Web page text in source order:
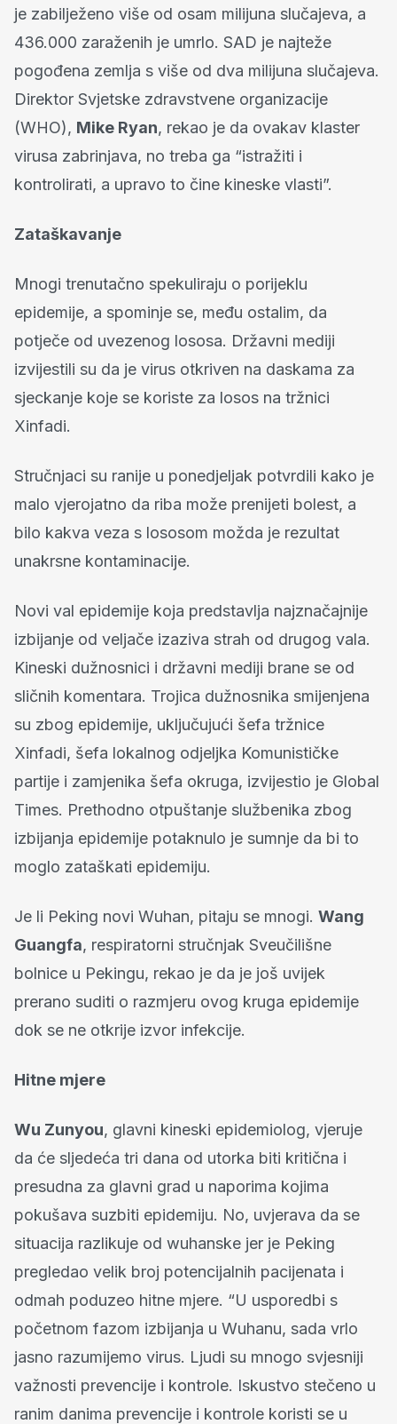
je zabilježeno više od osam milijuna slučajeva, a
436.000 zaraženih je umrlo. SAD je najteže
pogođena zemlja s više od dva milijuna slučajeva.
Direktor Svjetske zdravstvene organizacije
(WHO), Mike Ryan, rekao je da ovakav klaster
virusa zabrinjava, no treba ga “istražiti i
kontrolirati, a upravo to čine kineske vlasti”.
Zataškavanje
Mnogi trenutačno spekuliraju o porijeklu
epidemije, a spominje se, među ostalim, da
potječe od uvezenog lososa. Državni mediji
izvijestili su da je virus otkriven na daskama za
sjeckanje koje se koriste za losos na tržnici
Xinfadi.
Stručnjaci su ranije u ponedjeljak potvrdili kako je
malo vjerojatno da riba može prenijeti bolest, a
bilo kakva veza s lososom možda je rezultat
unakrsne kontaminacije.
Novi val epidemije koja predstavlja najznačajnije
izbijanje od veljače izaziva strah od drugog vala.
Kineski dužnosnici i državni mediji brane se od
sličnih komentara. Trojica dužnosnika smijenjena
su zbog epidemije, uključujući šefa tržnice
Xinfadi, šefa lokalnog odjeljka Komunističke
partije i zamjenika šefa okruga, izvijestio je Global
Times. Prethodno otpuštanje službenika zbog
izbijanja epidemije potaknulo je sumnje da bi to
moglo zataškati epidemiju.
Je li Peking novi Wuhan, pitaju se mnogi. Wang
Guangfa, respiratorni stručnjak Sveučilišne
bolnice u Pekingu, rekao je da je još uvijek
prerano suditi o razmjeru ovog kruga epidemije
dok se ne otkrije izvor infekcije.
Hitne mjere
Wu Zunyou, glavni kineski epidemiolog, vjeruje
da će sljedeća tri dana od utorka biti kritična i
presudna za glavni grad u naporima kojima
pokušava suzbiti epidemiju. No, uvjerava da se
situacija razlikuje od wuhanske jer je Peking
pregledao velik broj potencijalnih pacijenata i
odmah poduzeo hitne mjere. “U usporedbi s
početnom fazom izbijanja u Wuhanu, sada vrlo
jasno razumijemo virus. Ljudi su mnogo svjesniji
važnosti prevencije i kontrole. Iskustvo stečeno u
ranim danima prevencije i kontrole koristi se u